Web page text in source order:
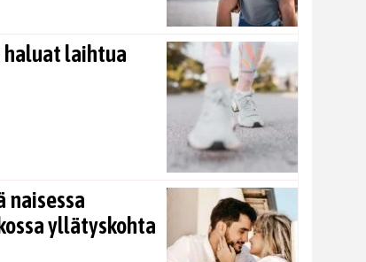
haluat laihtua
naisessa
yllätyskohta